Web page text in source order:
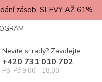
zásob, SLEVY AŽ 61%
Nevíte si rady? Zavolejte.
+420 731 010 702
Po-Pá 9.00 - 18.00